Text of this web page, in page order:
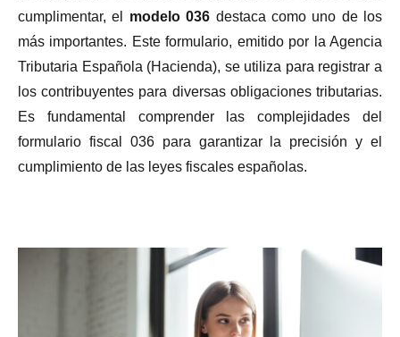
cumplimentar, el modelo 036 destaca como uno de los
más importantes. Este formulario, emitido por la Agencia
Tributaria Española (Hacienda), se utiliza para registrar a
los contribuyentes para diversas obligaciones tributarias.
Es fundamental comprender las complejidades del
formulario fiscal 036 para garantizar la precisión y el
cumplimiento de las leyes fiscales españolas.